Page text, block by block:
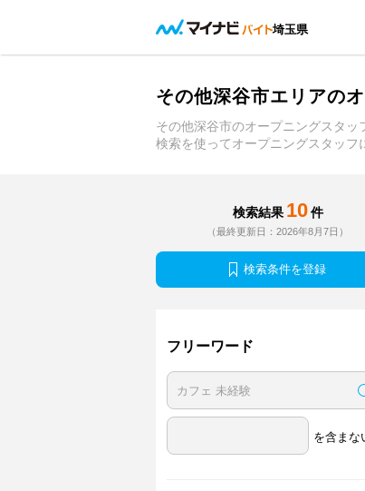
埼玉県
その他深谷市エリアの
その他深谷市のオープニングスタ
検索を使ってオープニングスタッフ
検索結果 10 件
（最終更新日：2026年8月7日）
検索条件を登録
フリーワード
を含まな